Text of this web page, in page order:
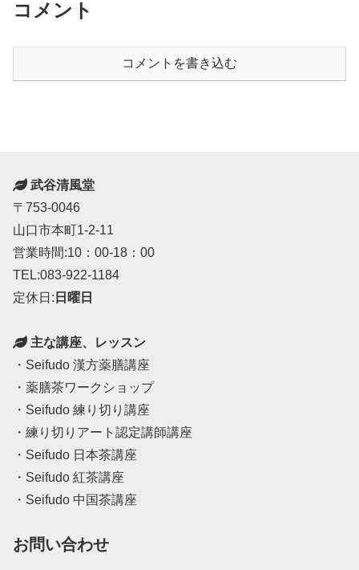
コメント
コメントを書き込む
武谷清風堂
〒753-0046
山口市本町1-2-11
営業時間:10：00-18：00
TEL:083-922-1184
定休日: 日曜日
主な講座、レッスン
・Seifudo 漢方薬膳講座
・薬膳茶ワークショップ
・Seifudo 練り切り講座
・練り切りアート認定講師講座
・Seifudo 日本茶講座
・Seifudo 紅茶講座
・Seifudo 中国茶講座
お問い合わせ